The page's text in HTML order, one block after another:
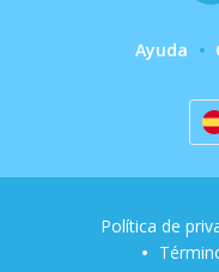
Ayuda
Política de